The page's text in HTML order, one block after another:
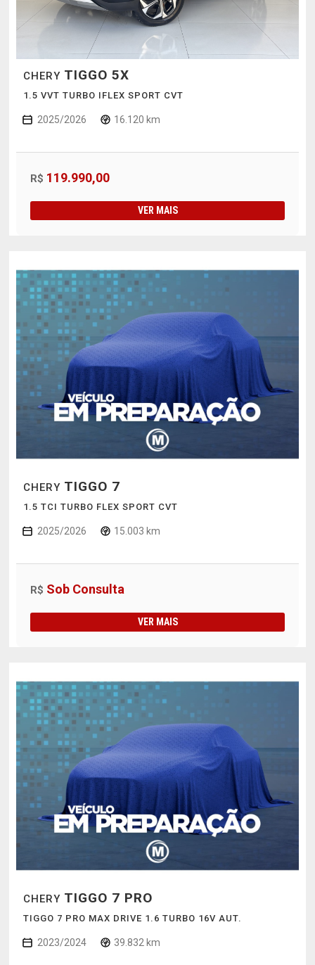
CHERY TIGGO 5X
1.5 VVT TURBO IFLEX SPORT CVT
2025/2026 16.120 km
R$ 119.990,00
VER MAIS
CHERY TIGGO 7
1.5 TCI TURBO FLEX SPORT CVT
2025/2026 15.003 km
R$ Sob Consulta
VER MAIS
CHERY TIGGO 7 PRO
TIGGO 7 PRO MAX DRIVE 1.6 TURBO 16V AUT.
2023/2024 39.832 km